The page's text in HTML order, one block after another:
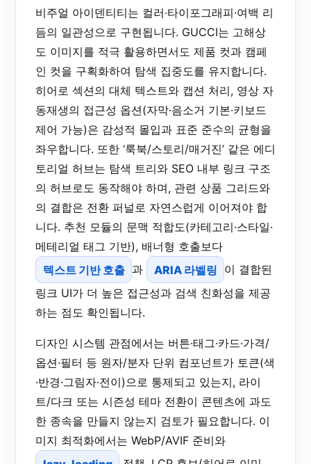
비주얼 아이덴티티는 컬러·타이포그래피·여백 리
듬의 일관성으로 구현됩니다. GUCCI는 고해상
도 이미지를 적극 활용하면서도 제품 컷과 캠페
인 컷을 구획화하여 탐색 집중도를 유지합니다.
히어로 섹션의 대체 텍스트와 캡션 처리, 영상 자
동재생의 접근성 옵션(자막·음소거 기본·키보드
제어 가능)은 감성적 몰입과 표준 준수의 균형을
좌우합니다. 또한 ‘룩북/스토리/매거진’ 같은 에디
토리얼 허브는 탐색 트리와 SEO 내부 링크 구조
의 허브로도 동작해야 하며, 관련 상품 그리드와
의 결합은 전환 퍼널로 자연스럽게 이어져야 합
니다. 추천 모듈의 문맥 적합도(카테고리·스타일·
메테리얼 태그 기반), 배너형 호출보다
텍스트 기반 호출 과 ARIA 라벨링 이 결합된
링크 UI가 더 높은 접근성과 검색 친화성을 제공
하는 점도 확인됩니다.
디자인 시스템 관점에서는 버튼·태그·카드·가격/
옵션·필터 등 원자/분자 단위 컴포넌트가 토큰(색
·반경·그림자·전이)으로 통제되고 있는지, 라이
트/다크 또는 시즌성 테마 전환이 콘텐츠에 과도
한 종속을 만들지 않는지 검토가 필요합니다. 이
미지 최적화에서는 WebP/AVIF 준비와